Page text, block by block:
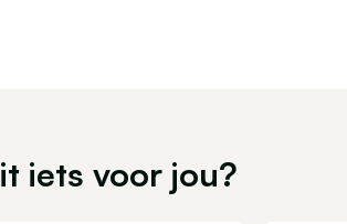
iets voor jou?